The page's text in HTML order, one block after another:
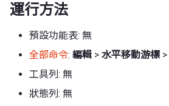
運行方法
預設功能表: 無
全部命令: 編輯 > 水平移動游標 >
工具列: 無
狀態列: 無